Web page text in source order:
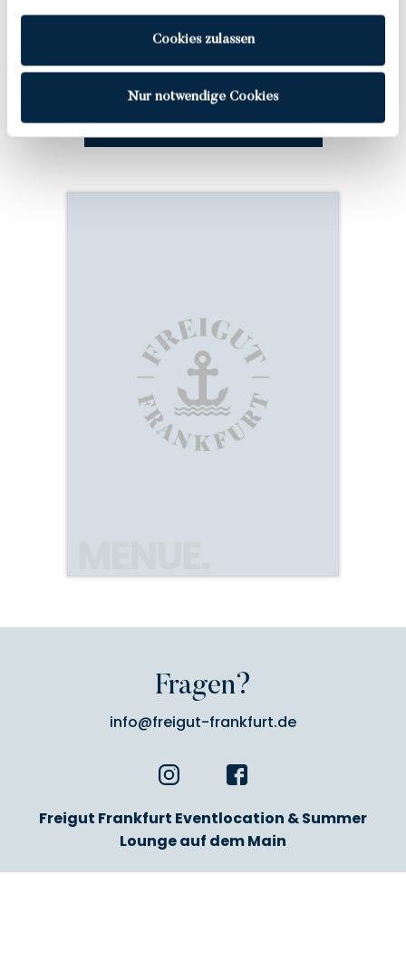
Impressum.
Cookies zulassen
Nur notwendige Cookies
Smartphone kannst du dir die PDF über den
SMARTPHONE ANSICHT
Fragen?
info@freigut-frankfurt.de
Freigut Frankfurt Eventlocation & Summer
Lounge auf dem Main